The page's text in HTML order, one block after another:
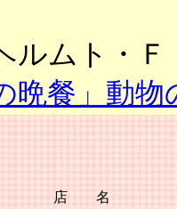
ルムト・
晩餐」動
店 名